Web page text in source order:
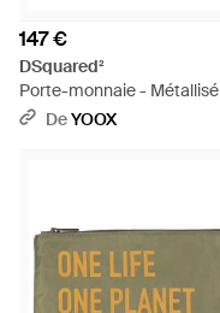
147 €
DSquared²
Porte-monnaie - Métallisé
DeYOOX